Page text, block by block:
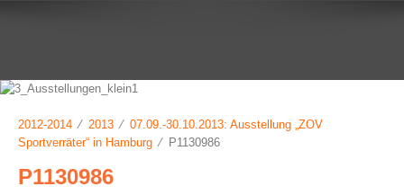
2012-2014 ⁄ 2013 ⁄ 07.09.-30.10.2013: Ausstellung „ZOV
Sportverräter“ in Hamburg ⁄ P1130986
P1130986